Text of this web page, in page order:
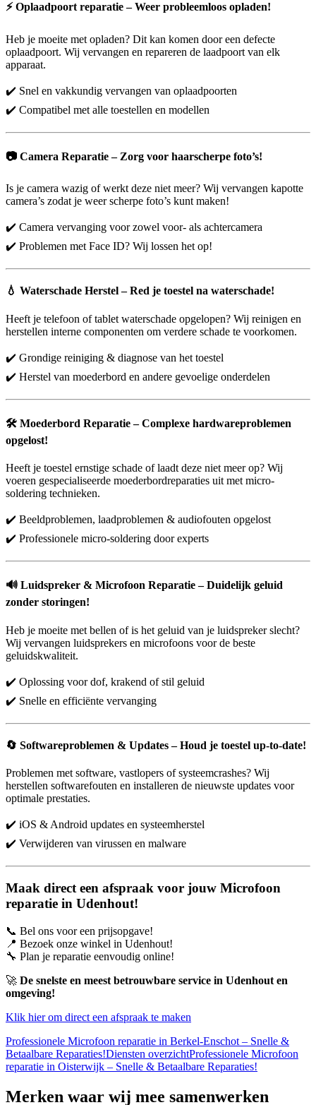
⚡Oplaadpoort reparatie – Weer probleemloos opladen!
Heb je moeite met opladen? Dit kan komen door een defecte
oplaadpoort. Wij vervangen en repareren de laadpoort van elk
apparaat.
✔️ Snel en vakkundig vervangen van oplaadpoorten
✔️ Compatibel met alle toestellen en modellen
📷 Camera Reparatie – Zorg voor haarscherpe foto’s!
Is je camera wazig of werkt deze niet meer? Wij vervangen kapotte
camera’s zodat je weer scherpe foto’s kunt maken!
✔️ Camera vervanging voor zowel voor- als achtercamera
✔️ Problemen met Face ID? Wij lossen het op!
💧 Waterschade Herstel – Red je toestel na waterschade!
Heeft je telefoon of tablet waterschade opgelopen? Wij reinigen en
herstellen interne componenten om verdere schade te voorkomen.
✔️ Grondige reiniging & diagnose van het toestel
✔️ Herstel van moederbord en andere gevoelige onderdelen
🛠️ Moederbord Reparatie – Complexe hardwareproblemen
opgelost!
Heeft je toestel ernstige schade of laadt deze niet meer op? Wij
voeren gespecialiseerde moederbordreparaties uit met micro-
soldering technieken.
✔️ Beeldproblemen, laadproblemen & audiofouten opgelost
✔️ Professionele micro-soldering door experts
🔊 Luidspreker & Microfoon Reparatie – Duidelijk geluid
zonder storingen!
Heb je moeite met bellen of is het geluid van je luidspreker slecht?
Wij vervangen luidsprekers en microfoons voor de beste
geluidskwaliteit.
✔️ Oplossing voor dof, krakend of stil geluid
✔️ Snelle en efficiënte vervanging
🔄 Softwareproblemen & Updates – Houd je toestel up-to-date!
Problemen met software, vastlopers of systeemcrashes? Wij
herstellen softwarefouten en installeren de nieuwste updates voor
optimale prestaties.
✔️ iOS & Android updates en systeemherstel
✔️ Verwijderen van virussen en malware
Maak direct een afspraak voor jouw Microfoon
reparatie in Udenhout!
📞 Bel ons voor een prijsopgave!
📍 Bezoek onze winkel in Udenhout!
🔧 Plan je reparatie eenvoudig online!
🚀 De snelste en meest betrouwbare service in Udenhout en
omgeving!
Klik hier om direct een afspraak te maken
Professionele Microfoon reparatie in Berkel-Enschot – Snelle &
Betaalbare Reparaties!Diensten overzichtProfessionele Microfoon
reparatie in Oisterwijk – Snelle & Betaalbare Reparaties!
Merken waar wij mee samenwerken